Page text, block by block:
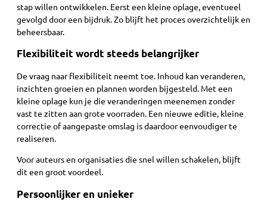
stap willen ontwikkelen. Eerst een kleine oplage, eventueel
gevolgd door een bijdruk. Zo blijft het proces overzichtelijk en
beheersbaar.
Flexibiliteit wordt steeds belangrijker
De vraag naar flexibiliteit neemt toe. Inhoud kan veranderen,
inzichten groeien en plannen worden bijgesteld. Met een
kleine oplage kun je die veranderingen meenemen zonder
vast te zitten aan grote voorraden. Een nieuwe editie, kleine
correctie of aangepaste omslag is daardoor eenvoudiger te
realiseren.
Voor auteurs en organisaties die snel willen schakelen, blijft
dit een groot voordeel.
Persoonlijker en unieker